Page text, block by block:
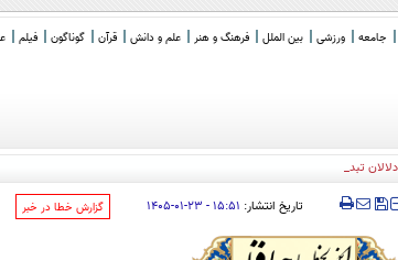
جامعه ورزشی بین الملل فرهنگ و هنر علم و دانش قرآن گوناگون فیلم
تبدیل کرده است
تاریخ انتشار: ۱۵:۵۱ - ۲۳-۰۱-۱۴۰۵ ‌گزارش خطا در خبر